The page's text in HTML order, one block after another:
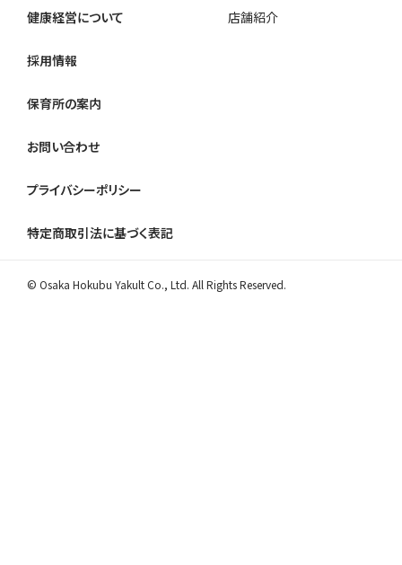
健康経営について
店舗紹介
採用情報
保育所の案内
お問い合わせ
プライバシーポリシー
特定商取引法に基づく表記
© Osaka Hokubu Yakult Co., Ltd. All Rights Reserved.